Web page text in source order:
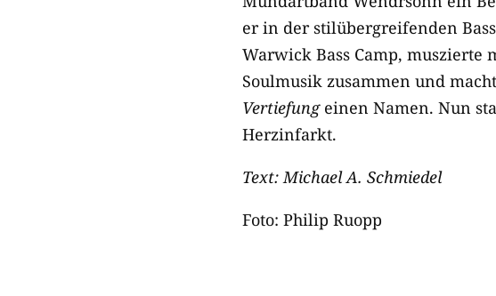
er in der stilübergreifenden
Warwick Bass Camp, muszierte
Soulmusik zusammen und
Vertiefungeinen Namen. Nun
Herzinfarkt.
Text: Michael A. Schmiedel
Foto: Philip Ruopp